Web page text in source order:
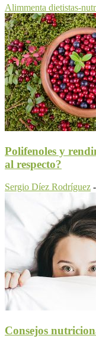
Alimmenta dietistas-
Polifenoles y
al respecto?
Sergio Díez Rodríguez -
Consejos